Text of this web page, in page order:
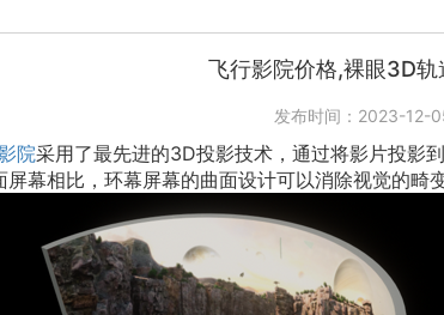
飞行影院价格,裸眼3D
发布时间：2023-12-
院采用了最先进的3D投影技术，通过将影片投影
屏幕相比，环幕屏幕的曲面设计可以消除视觉的畸